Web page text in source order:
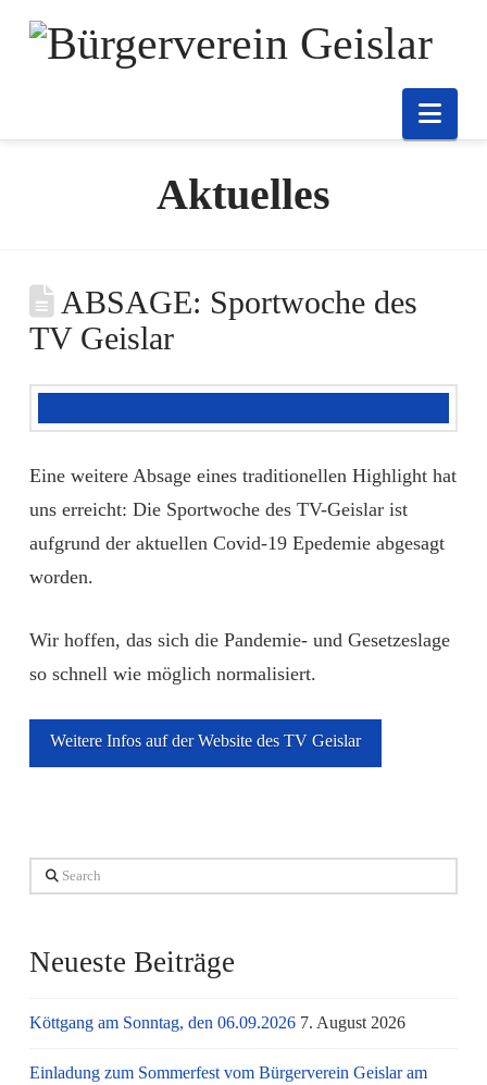
Aktuelles
ABSAGE: Sportwoche des
TV Geislar
Eine weitere Absage eines traditionellen Highlight hat
uns erreicht: Die Sportwoche des TV-Geislar ist
aufgrund der aktuellen Covid-19 Epedemie abgesagt
worden.
Wir hoffen, das sich die Pandemie- und Gesetzeslage
so schnell wie möglich normalisiert.
Weitere Infos auf der Website des TV Geislar
Search
Neueste Beiträge
Köttgang am Sonntag, den 06.09.2026 7. August 2026
Einladung zum Sommerfest vom Bürgerverein Geislar am